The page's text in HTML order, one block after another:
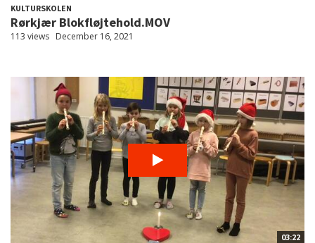
KULTURSKOLEN
Rørkjær Blokfløjtehold.MOV
113 views December 16, 2021
03:22